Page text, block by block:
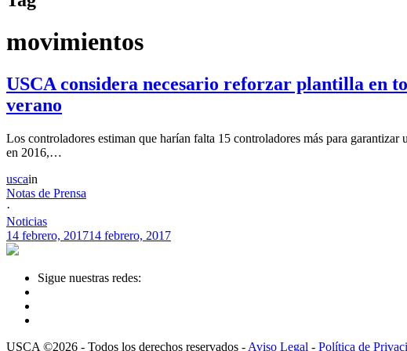
movimientos
USCA considera necesario reforzar plantilla en
verano
Los controladores estiman que harían falta 15 controladores más para
en 2016,…
uscain
Notas de Prensa
·
Noticias
14 febrero, 201714 febrero, 2017
Sigue nuestras redes:
USCA ©2026 - Todos los derechos reservados - Aviso Legal - Política de